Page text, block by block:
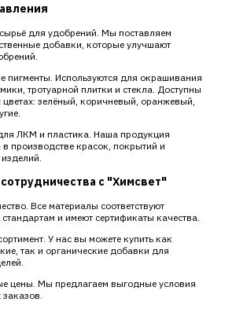
для удобрений. Мы поставляем
добавки, которые улучшают
пигменты. Используются для окрашивания
тротуарной плитки и стекла. Доступны
зелёный, коричневый, оранжевый,
ЛКМ и пластика. Наша продукция
в производстве красок, покрытий и
с "Химсвет"
Все материалы соответствуют
и имеют сертификаты качества.
У нас вы можете купить как
так и органические добавки для
цены. Мы предлагаем выгодные условия